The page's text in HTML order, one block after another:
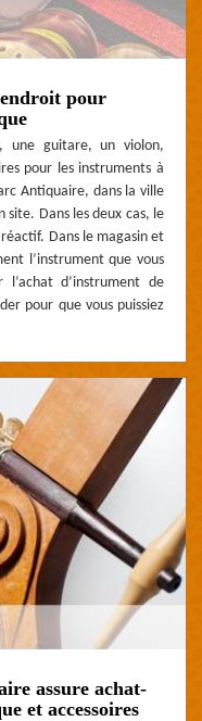
pour
une guitare, un violon,
pour les instruments à
Antiquaire, dans la ville
site. Dans les deux cas, le
Dans le magasin et
l’instrument que vous
d’instrument de
pour que vous puissiez
assure achat-
et accessoires